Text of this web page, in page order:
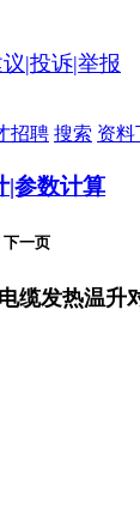
|投诉|举报
招聘 搜索 资料
|参数计算
下一页
缆发热温升